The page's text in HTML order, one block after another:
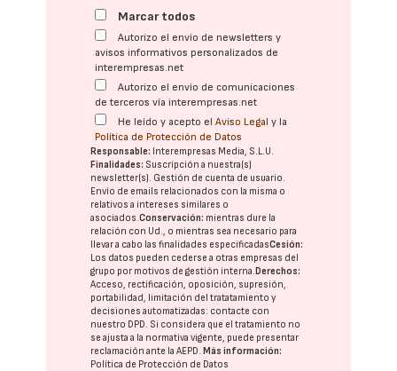
Marcar todos
Autorizo el envío de newsletters y
avisos informativos personalizados de
interempresas.net
Autorizo el envío de comunicaciones
de terceros vía interempresas.net
He leído y acepto elAviso Legal y la
Política de Protección de Datos
Responsable: Interempresas Media, S.L.U.
Finalidades: Suscripción a nuestra(s)
newsletter(s). Gestión de cuenta de usuario.
Envío de emails relacionados con la misma o
relativos a intereses similares o
asociados.Conservación: mientras dure la
relación con Ud., o mientras sea necesario para
llevar a cabo las finalidades especificadasCesión:
Los datos pueden cederse a otras empresas del
grupo por motivos de gestión interna.Derechos:
Acceso, rectificación, oposición, supresión,
portabilidad, limitación del tratatamiento y
decisiones automatizadas: contacte con
nuestro DPD. Si considera que el tratamiento no
se ajusta a la normativa vigente, puede presentar
reclamación ante laAEPD.Más información:
Política de Protección de Datos